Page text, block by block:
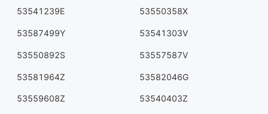
53541239E 53550358X
53587499Y 53541303V
53550892S 53557587V
53581964Z 53582046G
53559608Z 53540403Z